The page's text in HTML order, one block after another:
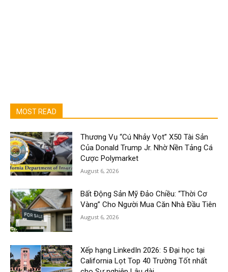
MOST READ
Thương Vụ “Cú Nhảy Vọt” X50 Tài Sản
Của Donald Trump Jr. Nhờ Nền Tảng Cá
Cược Polymarket
August 6, 2026
Bất Động Sản Mỹ Đảo Chiều: “Thời Cơ
Vàng” Cho Người Mua Căn Nhà Đầu Tiên
August 6, 2026
Xếp hạng LinkedIn 2026: 5 Đại học tại
California Lọt Top 40 Trường Tốt nhất